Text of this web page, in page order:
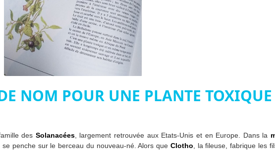
NOM POUR UNE PLANTE TOXIQUE
des Solanacées, largement retrouvée aux Etats-Unis et en Europe. Dans la
penche sur le berceau du nouveau-né. Alors que Clotho , la fileuse, fabrique les